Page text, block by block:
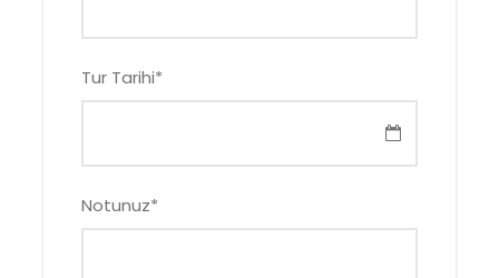
Tur Tarihi*
Notunuz*